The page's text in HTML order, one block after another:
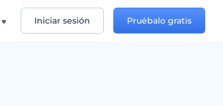
Iniciar sesión Pruébalo gratis